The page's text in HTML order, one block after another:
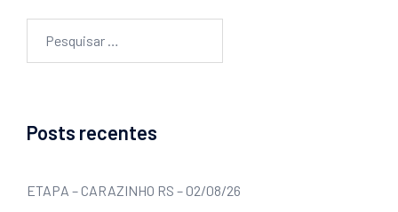
Posts recentes
ETAPA – CARAZINHO RS – 02/08/26